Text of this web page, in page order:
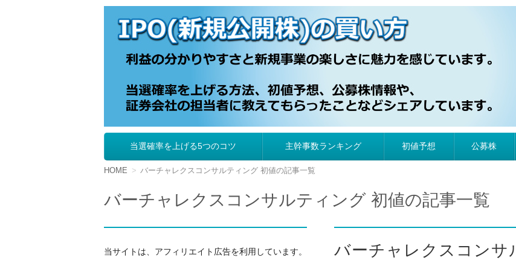
IPO（新規公開株）の買い方
ン
テ
ツ
へ
動
当選確率を上げる5つのコツ 主幹事数ランキング 初値予想 公募株
HOME バーチャレクスコンサルティング 初値の記事一覧
バーチャレクスコンサルティング 初値の記事一覧
バーチャレクスコンサ
当サイトは、アフィリエイト広告を利用しています。